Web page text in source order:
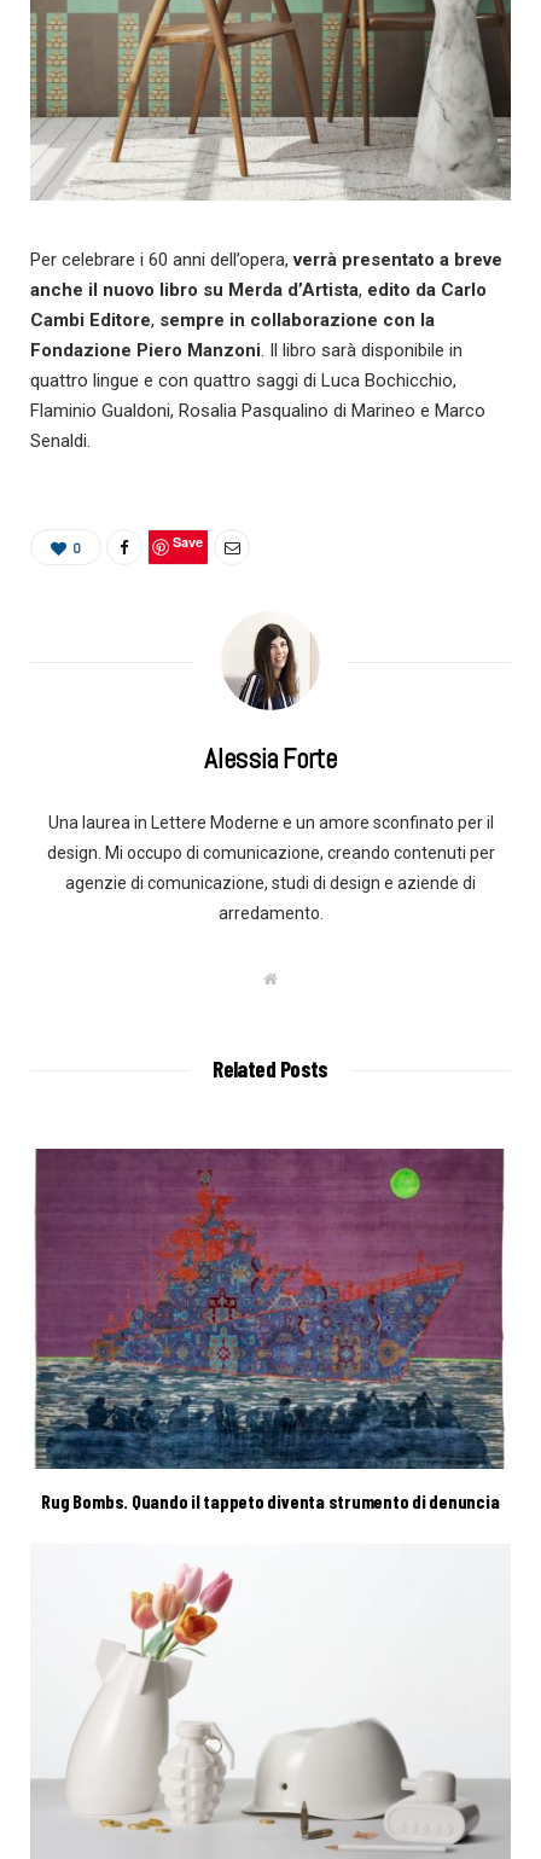
Per celebrare i 60 anni dell’opera,verrà presentato a breve
anche il nuovo libro su Merda d’Artista, edito da Carlo
Cambi Editore, sempre in collaborazione con la
Fondazione Piero Manzoni. Il libro sarà disponibile in
quattro lingue e con quattro saggi di Luca Bochicchio,
Flaminio Gualdoni, Rosalia Pasqualino di Marineo e Marco
Senaldi.
0 Save
Alessia Forte
Una laurea in Lettere Moderne e un amore sconfinato per il
design. Mi occupo di comunicazione, creando contenuti per
agenzie di comunicazione, studi di design e aziende di
arredamento.
W
Related Posts
Rug Bombs. Quando il tappeto diventa strumento di denuncia